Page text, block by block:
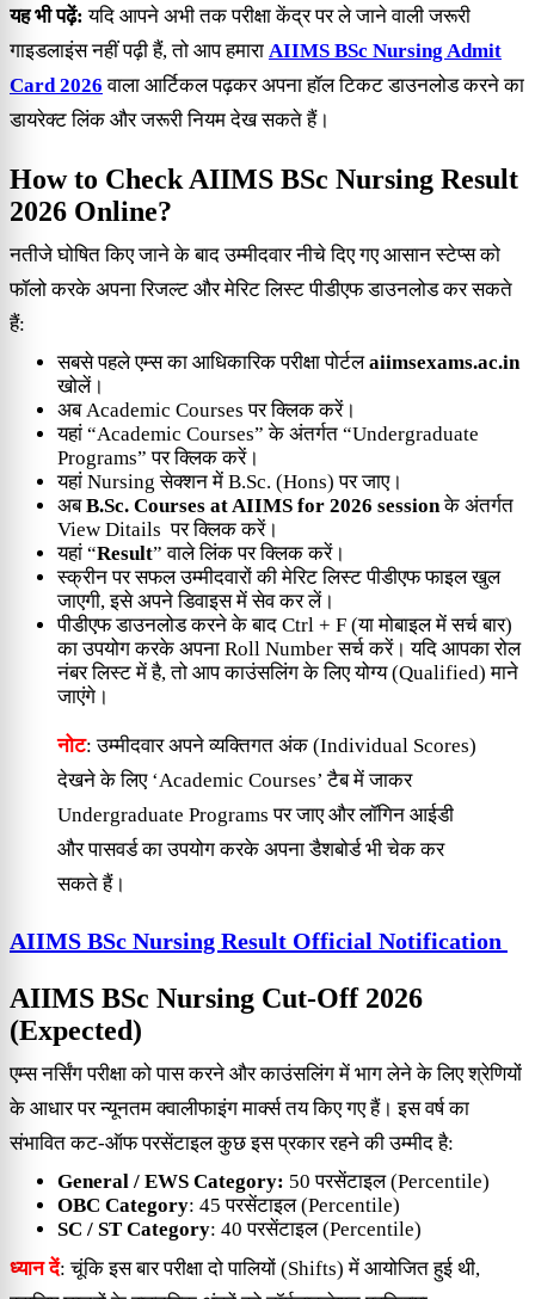
यह भी पढ़ें: यदि आपने अभी तक परीक्षा केंद्र पर ले जाने वाली जरूरी
गाइडलाइंस नहीं पढ़ी हैं, तो आप हमारा AIIMS BSc Nursing Admit
Card 2026 वाला आर्टिकल पढ़कर अपना हॉल टिकट डाउनलोड करने का
डायरेक्ट लिंक और जरूरी नियम देख सकते हैं।
How to Check AIIMS BSc Nursing Result
2026 Online?
नतीजे घोषित किए जाने के बाद उम्मीदवार नीचे दिए गए आसान स्टेप्स को
फॉलो करके अपना रिजल्ट और मेरिट लिस्ट पीडीएफ डाउनलोड कर सकते
हैं:
सबसे पहले एम्स का आधिकारिक परीक्षा पोर्टलaiimsexams.ac.in
खोलें।
अब Academic Courses पर क्लिक करें।
यहां “Academic Courses” के अंतर्गत “Undergraduate
Programs” पर क्लिक करें।
यहां Nursing सेक्शन में B.Sc. (Hons) पर जाए।
अबB.Sc. Courses at AIIMS for 2026 sessionके अंतर्गत
View Ditails पर क्लिक करें।
यहां “Result” वाले लिंक पर क्लिक करें।
स्क्रीन पर सफल उम्मीदवारों की मेरिट लिस्ट पीडीएफ फाइल खुल
जाएगी, इसे अपने डिवाइस में सेव कर लें।
पीडीएफ डाउनलोड करने के बाद Ctrl + F (या मोबाइल में सर्च बार)
का उपयोग करके अपना Roll Number सर्च करें। यदि आपका रोल
नंबर लिस्ट में है, तो आप काउंसलिंग के लिए योग्य (Qualified) माने
जाएंगे।
नोट: उम्मीदवार अपने व्यक्तिगत अंक (Individual Scores)
देखने के लिए ‘Academic Courses’ टैब में जाकर
Undergraduate Programs पर जाए और लॉगिन आईडी
और पासवर्ड का उपयोग करके अपना डैशबोर्ड भी चेक कर
सकते हैं।
AIIMS BSc Nursing Result Official Notification
AIIMS BSc Nursing Cut-Off 2026
(Expected)
एम्स नर्सिंग परीक्षा को पास करने और काउंसलिंग में भाग लेने के लिए श्रेणियों
के आधार पर न्यूनतम क्वालीफाइंग मार्क्स तय किए गए हैं। इस वर्ष का
संभावित कट-ऑफ परसेंटाइल कुछ इस प्रकार रहने की उम्मीद है:
General / EWS Category: 50 परसेंटाइल (Percentile)
OBC Category: 45 परसेंटाइल (Percentile)
SC / ST Category: 40 परसेंटाइल (Percentile)
ध्यान दें: चूंकि इस बार परीक्षा दो पालियों (Shifts) में आयोजित हुई थी,